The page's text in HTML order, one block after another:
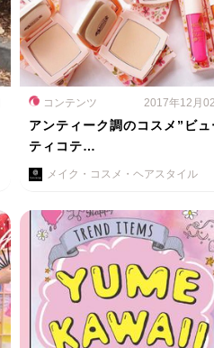
コンテンツ 2017年12月
アンティーク調のコスメ”ビュ
ティコテ…
メイク・コスメ・ヘアスタイル